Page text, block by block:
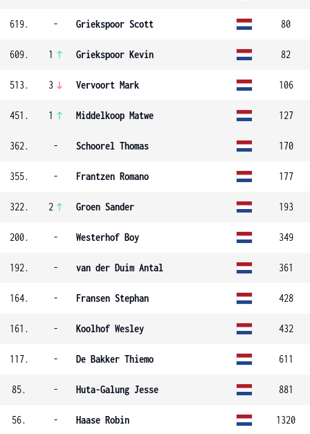
619. - Griekspoor Scott 80
609. 1 Griekspoor Kevin 82
513. 3 Vervoort Mark 106
451. 1 Middelkoop Matwe 127
362. - Schoorel Thomas 170
355. - Frantzen Romano 177
322. 2 Groen Sander 193
200. - Westerhof Boy 349
192. - van der Duim Antal 361
164. - Fransen Stephan 428
161. - Koolhof Wesley 432
117. - De Bakker Thiemo 611
85. - Huta-Galung Jesse 881
56. - Haase Robin 1320